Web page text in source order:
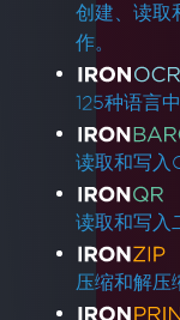
AWS
减少运
在
常见问题
Azure
创建、读取
作。
125种语言
读取和写入
读取和写入
压缩和解压